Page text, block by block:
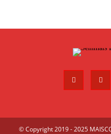
© Copyright 2019 - 2025